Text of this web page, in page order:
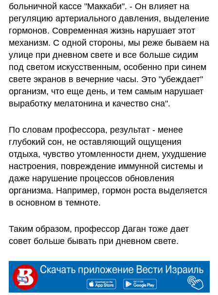
больничной кассе "Маккаби". - Он влияет на
регуляцию артериального давления, выделение
гормонов. Современная жизнь нарушает этот
механизм. С одной стороны, мы реже бываем на
улице при дневном свете и все больше сидим
под светом искусственным, особенно при синем
свете экранов в вечерние часы. Это "убеждает"
организм, что еще день, и тем самым нарушает
выработку мелатонина и качество сна".
По словам профессора, результат - менее
глубокий сон, не оставляющий ощущения
отдыха, чувство утомленности днем, ухудшение
настроения, повреждение иммунной системы и
даже нарушение процессов обновления
организма. Например, гормон роста выделяется
в основном в темноте.
Таким образом, профессор Даган тоже дает
совет больше бывать при дневном свете.